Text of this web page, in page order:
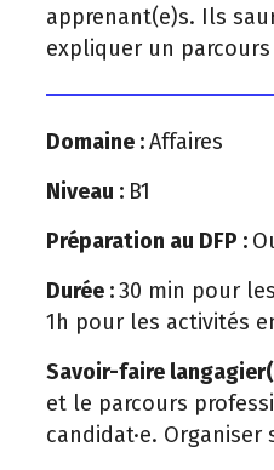
apprenant(e)s. Ils
expliquer un
Domaine :Affaires
Niveau : B1
Préparation au DFP :
Durée :30 min pour
1h pour les activités
Savoir-faire
et le parcours
candidat·e.